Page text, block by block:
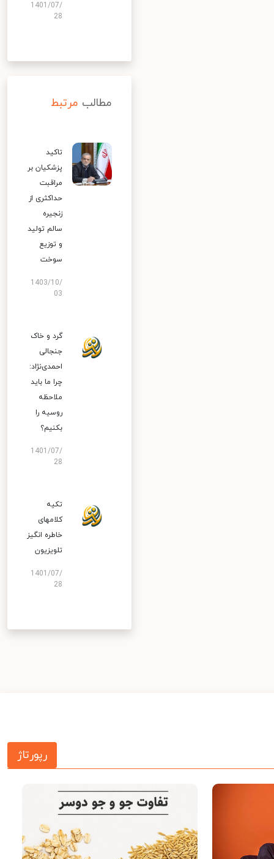
1401/07/
28
مطالب مرتبط
تاکید
پزشکیان بر
مراقبت
حداکثری از
زنجیره
سالم تولید
و توزیع
سوخت
1403/10/
03
گرد و خاک
جنجالی
احمدی‌نژاد:
چرا ما باید
ملاحظه
روسیه را
بکنیم؟
1401/07/
28
تکیه
کلامهای
خاطره انگیز
تلویزیون
1401/07/
28
رپورتاژ